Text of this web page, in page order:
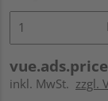
inkl. MwSt. zzgl.